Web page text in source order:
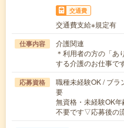
交通費
交通費支給※規定有
仕事内容
介護関連
＊利用者の方の「あ
する介護のお仕事で
応募資格
職種未経験OK / ブラ
要
無資格・未経験OK
不要です▽応募後の